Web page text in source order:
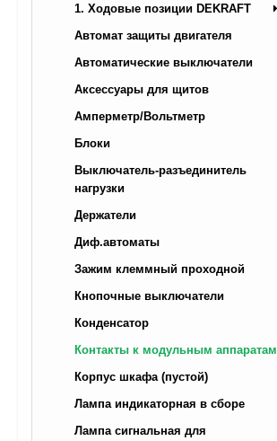
1. Ходовые позиции DEKRAFT
Автомат защиты двигателя
Автоматические выключатели
Аксессуары для щитов
Амперметр/Вольтметр
Блоки
Выключатель-разъединитель
нагрузки
Держатели
Диф.автоматы
Зажим клеммный проходной
Кнопочные выключатели
Конденсатор
Контакты к модульным аппаратам
Корпус шкафа (пустой)
Лампа индикаторная в сборе
Лампа сигнальная для